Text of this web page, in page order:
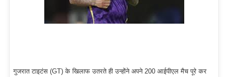
गुजरात टाइटंस (GT) के खिलाफ उतरते ही उन्होंने अपने 200 आईपीएल मैच पूरे कर